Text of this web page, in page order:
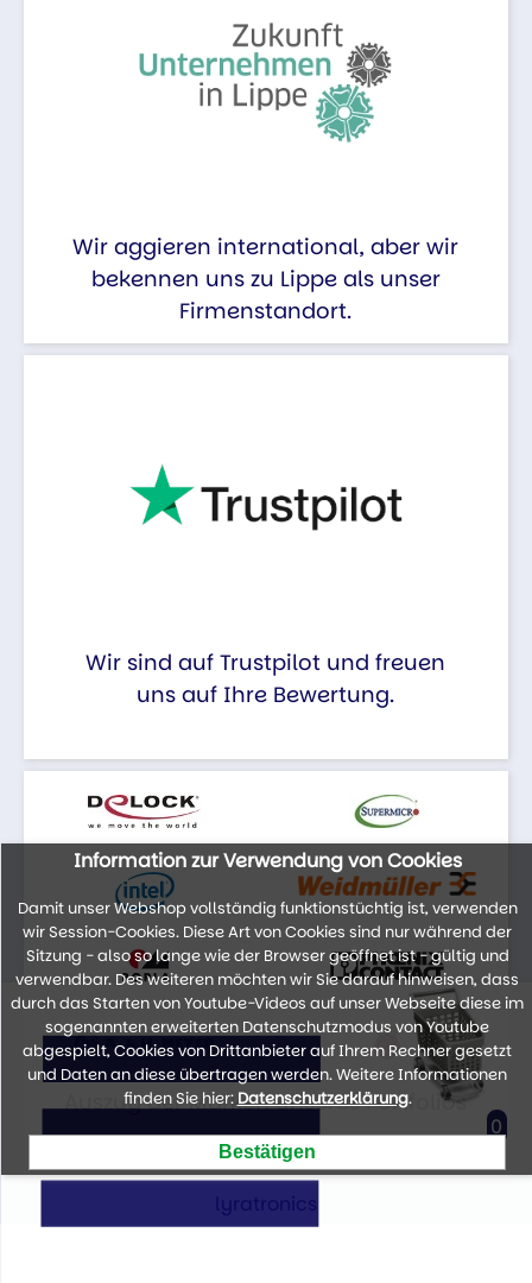
Wir aggieren international, aber wir
bekennen uns zu Lippe als unser
Firmenstandort.
Wir sind auf Trustpilot und freuen
uns auf Ihre Bewertung.
Auszug der Marken unseres Portfolios
Information zur Verwendung von Cookies
Damit unser Webshop vollständig funktionstüchtig ist, verwenden
wir Session-Cookies. Diese Art von Cookies sind nur während der
Sitzung - also so lange wie der Browser geöffnet ist - gültig und
verwendbar. Des weiteren möchten wir Sie darauf hinweisen, dass
durch das Starten von Youtube-Videos auf unser Webseite diese im
sogenannten erweiterten Datenschutzmodus von Youtube
abgespielt, Cookies von Drittanbieter auf Ihrem Rechner gesetzt
und Daten an diese übertragen werden. Weitere Informationen
finden Sie hier: Datenschutzerklärung.
0